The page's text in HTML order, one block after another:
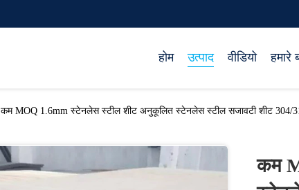
होम उत्पाद वीडियो हमारे
कम MOQ 1.6mm स्टेनलेस स्टील शीट अनुकूलित स्टेनलेस स्टील सजावटी शीट 304/
कम